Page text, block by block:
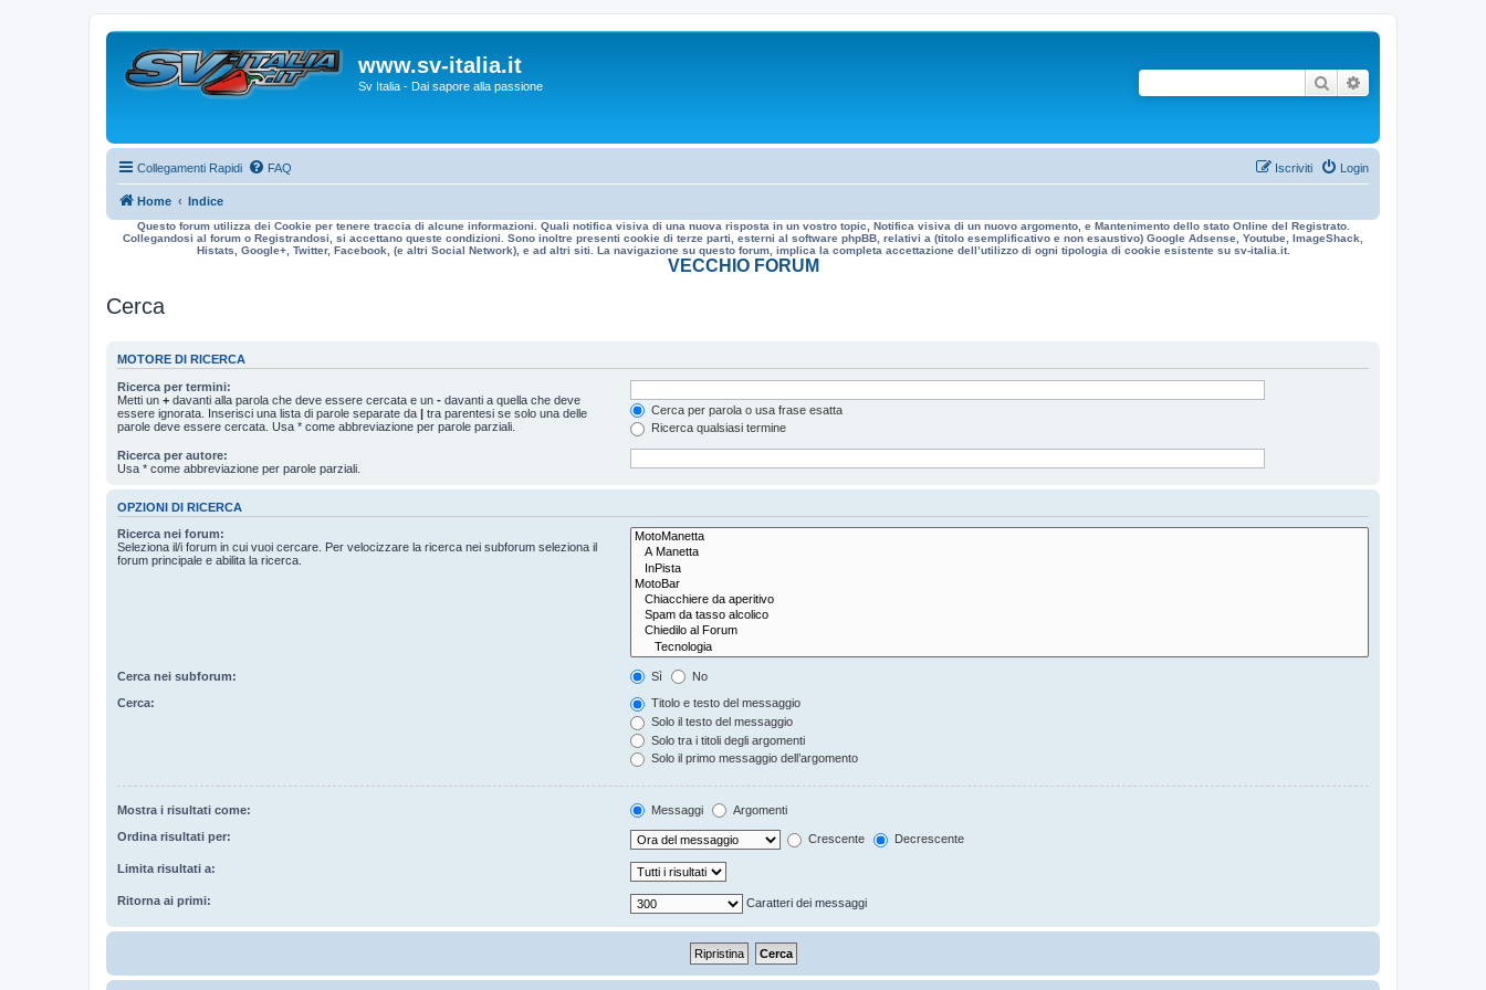
www.sv-italia.it
Sv Italia - Dai sapore alla passione Cerca
Collegamenti Rapidi FAQ Login
Iscriviti
Home Indice
Questo forum utilizza dei Cookie per tenere traccia di alcune informazioni. Quali notifica visiva di una nuova risposta in un vostro topic, Notifica visiva di un nuovo argomento, e Mantenimento dello stato Online del Registrato.
Collegandosi al forum o Registrandosi, si accettano queste condizioni. Sono inoltre presenti cookie di terze parti, esterni al software phpBB, relativi a (titolo esemplificativo e non esaustivo) Google Adsense, Youtube, ImageShack,
Histats, Google+, Twitter, Facebook, (e altri Social Network), e ad altri siti. La navigazione su questo forum, implica la completa accettazione dell’utilizzo di ogni tipologia di cookie esistente su sv-italia.it.
VECCHIO FORUM
Cerca
MOTORE DI RICERCA
Ricerca per termini:
Metti un + davanti alla parola che deve essere cercata e un - davanti a quella che deve
essere ignorata. Inserisci una lista di parole separate da | tra parentesi se solo una delle
parole deve essere cercata. Usa * come abbreviazione per parole parziali.
Cerca per parola o usa frase esatta
Ricerca qualsiasi termine
Ricerca per autore:
Usa * come abbreviazione per parole parziali.
OPZIONI DI RICERCA
Ricerca nei forum:
Seleziona il/i forum in cui vuoi cercare. Per velocizzare la ricerca nei subforum seleziona il
forum principale e abilita la ricerca.
Cerca nei subforum: Sì No
Cerca:
Titolo e testo del messaggio
Solo il testo del messaggio
Solo tra i titoli degli argomenti
Solo il primo messaggio dell’argomento
Mostra i risultati come: Messaggi Argomenti
Ordina risultati per: Crescente Decrescente
Limita risultati a:
Ritorna ai primi: Caratteri dei messaggi